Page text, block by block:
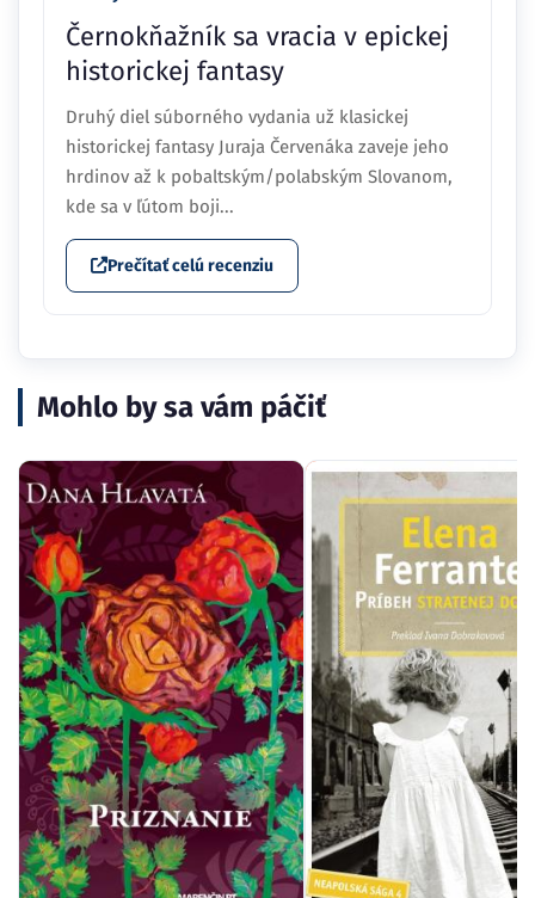
Černokňažník sa vracia v epickej
historickej fantasy
Druhý diel súborného vydania už klasickej
historickej fantasy Juraja Červenáka zaveje jeho
hrdinov až k pobaltským/polabským Slovanom,
kde sa v ľútom boji...
Prečítať celú recenziu
Mohlo by sa vám páčiť